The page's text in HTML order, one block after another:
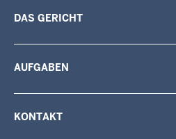
DAS GERICHT
AUFGABEN
KONTAKT